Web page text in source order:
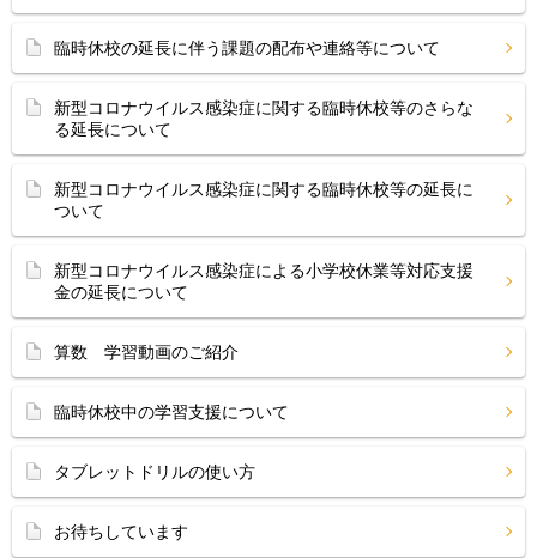
臨時休校の延長に伴う課題の配布や連絡等について
新型コロナウイルス感染症に関する臨時休校等のさらな
る延長について
新型コロナウイルス感染症に関する臨時休校等の延長に
ついて
新型コロナウイルス感染症による小学校休業等対応支援
金の延長について
算数 学習動画のご紹介
臨時休校中の学習支援について
タブレットドリルの使い方
お待ちしています